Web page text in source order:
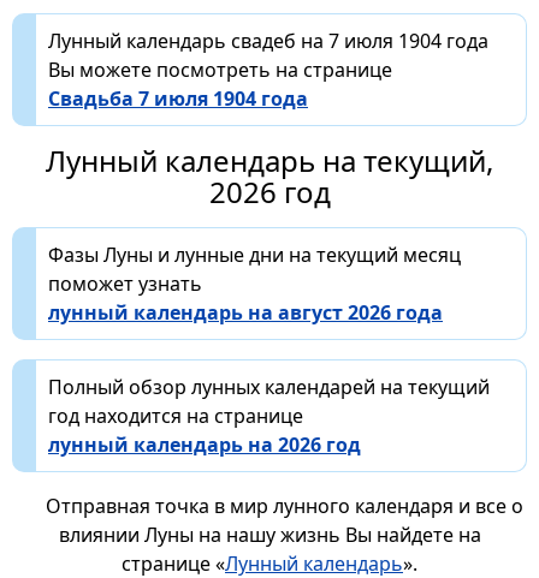
Лунный календарь свадеб на 7 июля 1904 года
Вы можете посмотреть на странице
Свадьба 7 июля 1904 года
Лунный календарь на текущий,
2026 год
Фазы Луны и лунные дни на текущий месяц
поможет узнать
лунный календарь на август 2026 года
Полный обзор лунных календарей на текущий
год находится на странице
лунный календарь на 2026 год
Отправная точка в мир лунного календаря и все о
влиянии Луны на нашу жизнь Вы найдете на
странице «Лунный календарь».